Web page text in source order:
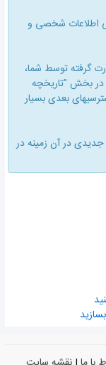
اطلاعات شخصی و
گرفته توسط شما،
در بخش "تاریخچه
بعدی بسیار
در آن زمینه در